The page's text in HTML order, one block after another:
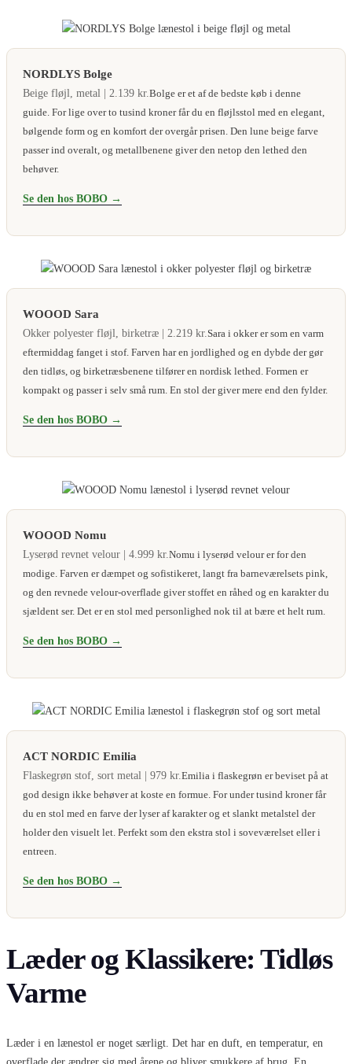
NORDLYS Bolge
Beige fløjl, metal | 2.139 kr. Bolge er et af de bedste køb i denne
guide. For lige over to tusind kroner får du en fløjlsstol med en elegant,
bølgende form og en komfort der overgår prisen. Den lune beige farve
passer ind overalt, og metallbenene giver den netop den lethed den
behøver.
Se den hos BOBO →
WOOOD Sara
Okker polyester fløjl, birketræ | 2.219 kr. Sara i okker er som en varm
eftermiddag fanget i stof. Farven har en jordlighed og en dybde der gør
den tidløs, og birketræsbenene tilfører en nordisk lethed. Formen er
kompakt og passer i selv små rum. En stol der giver mere end den fylder.
Se den hos BOBO →
WOOOD Nomu
Lyserød revnet velour | 4.999 kr. Nomu i lyserød velour er for den
modige. Farven er dæmpet og sofistikeret, langt fra barneværelsets pink,
og den revnede velour-overflade giver stoffet en råhed og en karakter du
sjældent ser. Det er en stol med personlighed nok til at bære et helt rum.
Se den hos BOBO →
ACT NORDIC Emilia
Flaskegrøn stof, sort metal | 979 kr. Emilia i flaskegrøn er beviset på at
god design ikke behøver at koste en formue. For under tusind kroner får
du en stol med en farve der lyser af karakter og et slankt metalstel der
holder den visuelt let. Perfekt som den ekstra stol i soveværelset eller i
entreen.
Se den hos BOBO →
Læder og Klassikere: Tidløs
Varme
Læder i en lænestol er noget særligt. Det har en duft, en temperatur, en